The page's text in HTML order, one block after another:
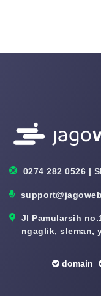
0274 282 0526 |
Jl Pamularsih
ngaglik, sleman,
domain